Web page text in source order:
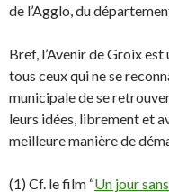
de l’Agglo, du
Bref, l’Avenir de Groix
tous ceux qui ne se
municipale de se
leurs idées, librement et
meilleure manière de
(1) Cf. le film “Un jour